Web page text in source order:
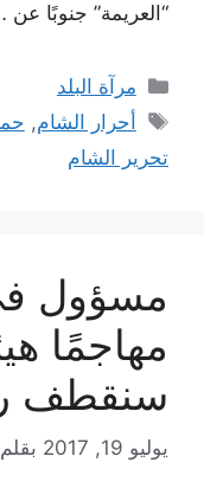
“العريمة” جنوبًا عن
التصنيفات
مرآة البلد
الوسوم
أحرار الشام,
تحرير الشام
مسؤول
مهاجمًا
سنقطف
يوليو 19, 2017 بقلم